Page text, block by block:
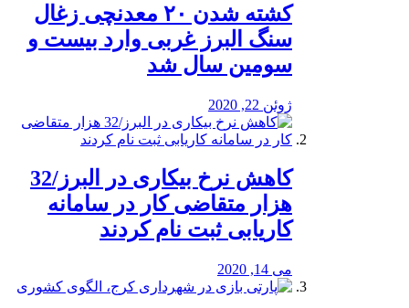
کشته شدن ۲۰ معدنچی زغال
سنگ البرز غربی وارد بیست و
سومین سال شد
ژوئن 22, 2020
کاهش نرخ بیکاری در البرز/32
هزار متقاضی کار در سامانه
کاریابی ثبت نام کردند
می 14, 2020